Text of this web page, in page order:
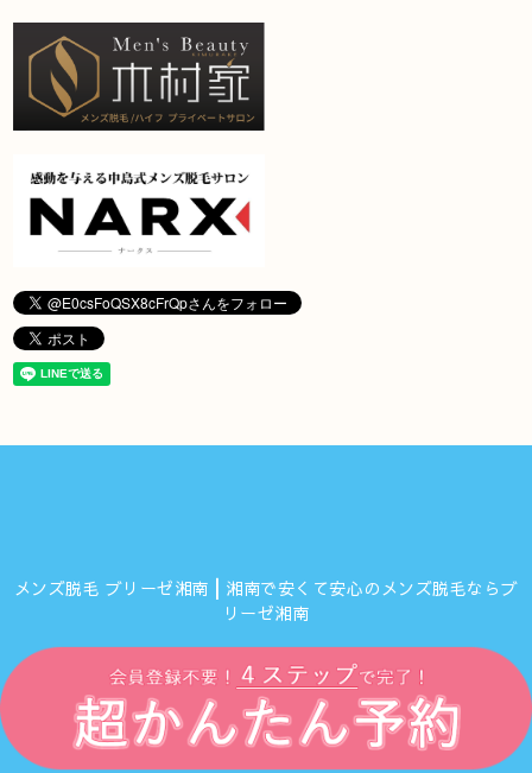
メンズ脱毛 ブリーゼ湘南┃湘南で安くて安心のメンズ脱毛ならブ
リーゼ湘南
©2026ブリーゼ湘南. All Rights Reserved.